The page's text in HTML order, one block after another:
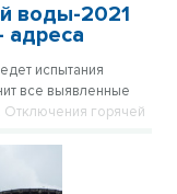
воды-2021
адреса
испытания
все выявленные
Отключения горячей
окончании